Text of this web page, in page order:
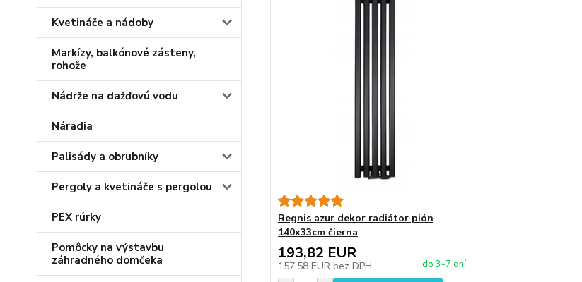
Kvetináče a nádoby
Markízy, balkónové zásteny,
rohože
Nádrže na dažďovú vodu
Náradia
Palisády a obrubníky
Pergoly a kvetináče s pergolou
PEX rúrky
Pomôcky na výstavbu
záhradného domčeka
Regnis azur dekor radiátor pión
140x33cm čierna
193,82 EUR
157,58 EUR bez DPH do 3-7 dní